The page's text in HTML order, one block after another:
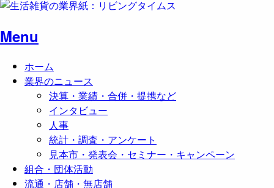
Menu
ホーム
業界のニュース
決算・業績・合併・提携など
インタビュー
人事
統計・調査・アンケート
見本市・発表会・セミナー・キャンペーン
組合・団体活動
流通・店舗・無店舗